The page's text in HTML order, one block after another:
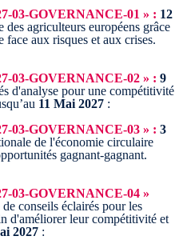
03-GOVERNANCE-01 » : 12
agriculteurs européens grâce
face aux risques et aux crises.
03-GOVERNANCE-02 » : 9
d'analyse pour une compétitivité
11 Mai 2027 :
03-GOVERNANCE-03 » : 3
de l'économie circulaire
gagnant-gagnant.
03-GOVERNANCE-04 »
conseils éclairés pour les
d'améliorer leur compétitivité et
2027 :